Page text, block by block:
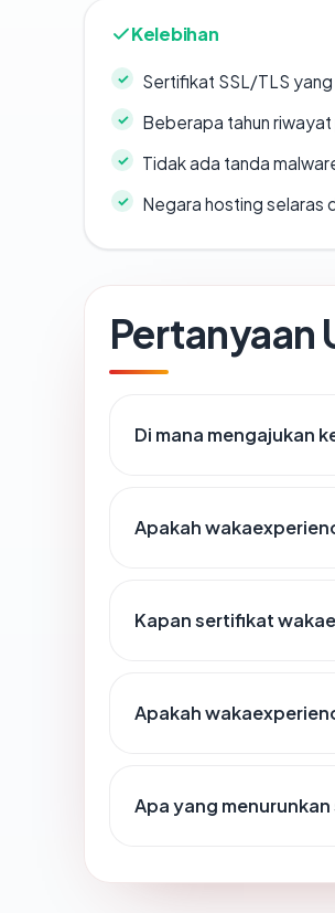
Kelebihan
Sertifikat SSL/TLS yang
Beberapa tahun
Tidak ada tanda
Negara hosting selaras
Pertanyaan
Di mana mengajukan
Apakah
Kapan sertifikat
Apakah
Apa yang